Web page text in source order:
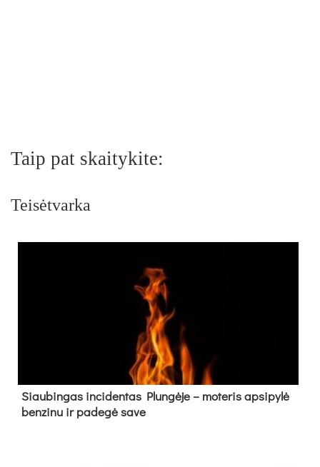
Taip pat skaitykite:
Teisėtvarka
Siau­bin­gas in­ci­den­tas Plun­gė­je – mo­te­ris ap­si­py­lė
ben­zi­nu ir pa­de­gė sa­ve